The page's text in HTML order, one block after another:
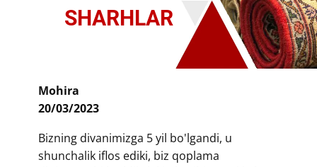
SHARHLAR​
​Mohira
20/03/2023
​Bizning divanimizga 5 yil bo'lgandi, u
shunchalik iflos ediki, biz qoplama